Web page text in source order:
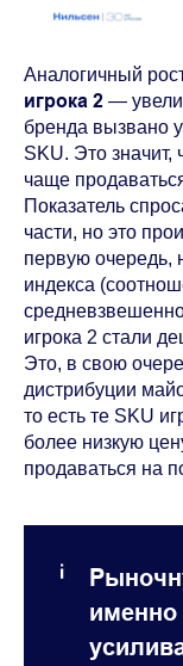
Аналогичный
игрока 2 —
бренда вызвано
SKU. Это значит,
чаще
Показатель
части, но это
первую очередь,
индекса
игрока 2 стали
Это, в свою
дистрибуции
то есть те SKU
более низкую
продаваться на
именно